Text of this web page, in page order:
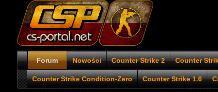
Forum Nowości Counter Strike 2 Counter
Counter Strike Condition-Zero Counter Strike 1.6